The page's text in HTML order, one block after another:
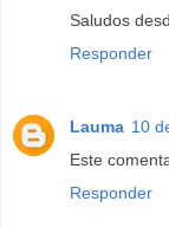
Saludos
Responder
Lauma 10
Este
Responder